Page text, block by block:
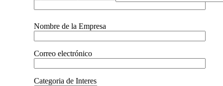
Nombre de la Empresa
Correo electrónico
Categoria de Interes